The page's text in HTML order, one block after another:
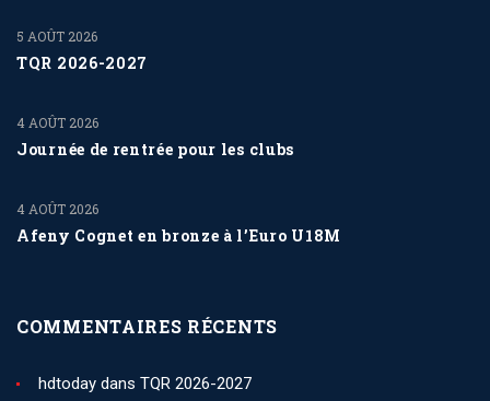
TQR 2026-2027
5 AOÛT 2026
Journée de rentrée pour les clubs
4 AOÛT 2026
Afeny Cognet en bronze à l’Euro U18M
4 AOÛT 2026
COMMENTAIRES RÉCENTS
hdtoday dans TQR 2026-2027